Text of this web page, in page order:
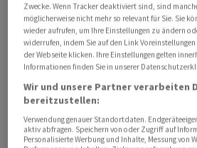
Datum, Lieferzeitraum,
und zur Garantie sowie zum
Widerrufsrecht sei auch nicht
Verbraucherinnen und
den vorgesehenen Bedingungen
zurücktreten können. Auch habe
ausreichend Informationen zu
Produkte geliefert - etwas mit
Zwecke. Wenn Tracker deaktiviert sind, sind
möglicherweise nicht mehr so relevant für Sie. Sie
wieder aufrufen, um Ihre Einstellungen zu ändern
widerrufen, indem Sie auf den Link
der Webseite klicken. Ihre Einstellungen gelten
Informationen finden Sie in unserer
Wir und unsere Partner verarbeiten
bereitzustellen:
Verwendung genauer Standortdaten.
aktiv abfragen. Speichern von oder Zugriff auf
Personalisierte Werbung und Inhalte, Messung von